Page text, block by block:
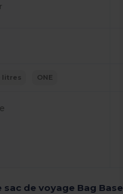
litres ONE
sac de voyage Bag Base